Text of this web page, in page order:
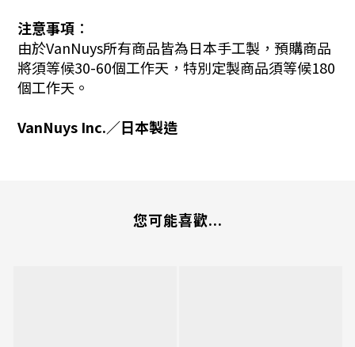
注意事項︰
由於VanNuys所有商品皆為日本手工製，預購商品
將須等候30-60個工作天，特別定製商品須等候180
個工作天。
VanNuys Inc.／日本製造
您可能喜歡...